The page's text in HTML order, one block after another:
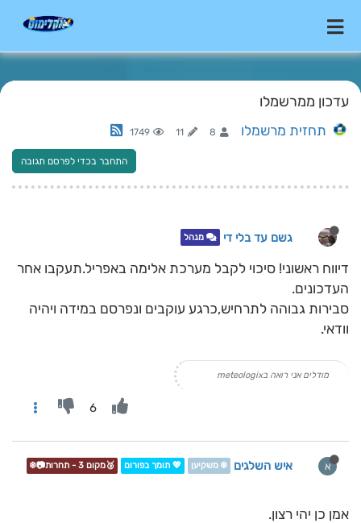
עדכון ממרשמלו
תחזית מרשמלו 8
11
1749
התחבר בכדי לפרסם תגובה
גשם עד בלי די מנהל
דיווח ראשוני! סיכוי לקבל מערכת אלימה באפריל.תעקבו אחר
העדכונים.
סבירות גבוהה לתרחיש,כרגע עוקבים ונפרסם במידה ויהיה
וודאי.
מודלים אני רואה בmeteologix
6
א איש השלגים ❄️ משקיען 💖 תומך בפורום 🥉מקום 3 - תחרות📷❄️
אמן כן יהי רצון.